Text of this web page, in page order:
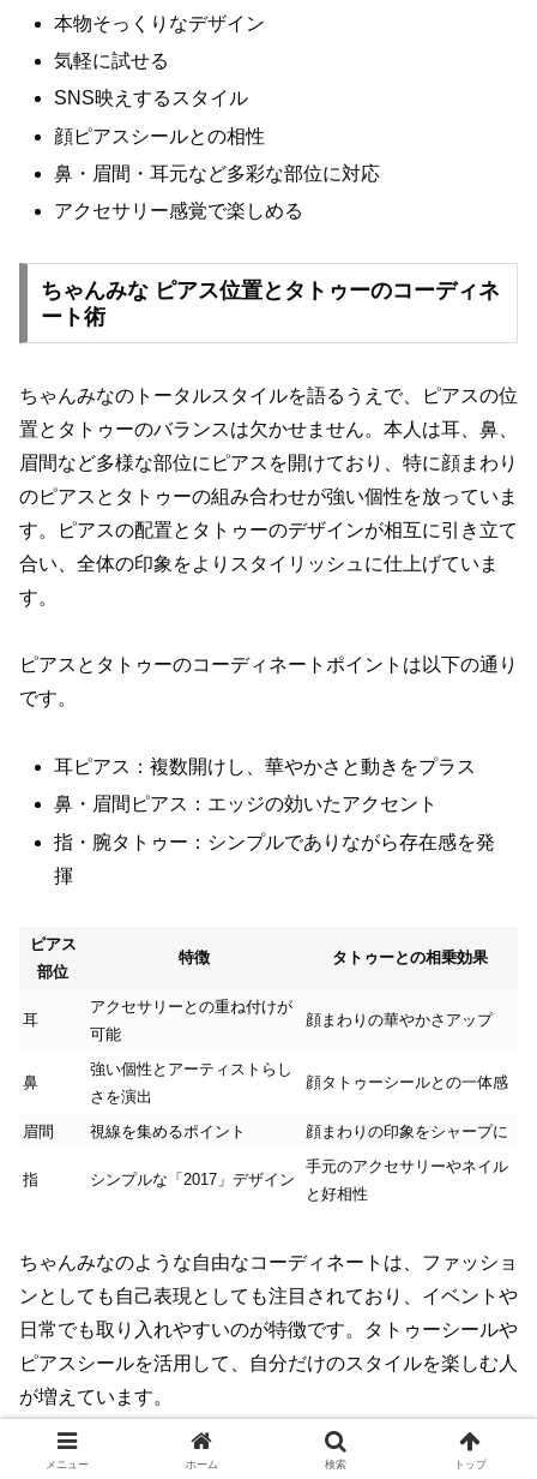
本物そっくりなデザイン
気軽に試せる
SNS映えするスタイル
顔ピアスシールとの相性
鼻・眉間・耳元など多彩な部位に対応
アクセサリー感覚で楽しめる
ちゃんみな ピアス位置とタトゥーのコーディネ
ート術
ちゃんみなのトータルスタイルを語るうえで、ピアスの位
置とタトゥーのバランスは欠かせません。本人は耳、鼻、
眉間など多様な部位にピアスを開けており、特に顔まわり
のピアスとタトゥーの組み合わせが強い個性を放っていま
す。ピアスの配置とタトゥーのデザインが相互に引き立て
合い、全体の印象をよりスタイリッシュに仕上げていま
す。
ピアスとタトゥーのコーディネートポイントは以下の通り
です。
耳ピアス：複数開けし、華やかさと動きをプラス
鼻・眉間ピアス：エッジの効いたアクセント
指・腕タトゥー：シンプルでありながら存在感を発
揮
ピアス
部位
特徴 タトゥーとの相乗効果
耳
アクセサリーとの重ね付けが
可能
顔まわりの華やかさアップ
鼻
強い個性とアーティストらし
さを演出
顔タトゥーシールとの一体感
眉間 視線を集めるポイント 顔まわりの印象をシャープに
指 シンプルな「2017」デザイン
手元のアクセサリーやネイル
と好相性
ちゃんみなのような自由なコーディネートは、ファッショ
ンとしても自己表現としても注目されており、イベントや
日常でも取り入れやすいのが特徴です。タトゥーシールや
ピアスシールを活用して、自分だけのスタイルを楽しむ人
が増えています。
スポンサーリンク
メニュー ホーム 検索 トップ